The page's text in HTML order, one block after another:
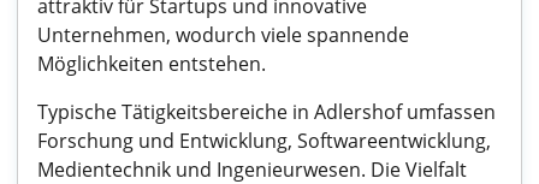
attraktiv für Startups und innovative
Unternehmen, wodurch viele spannende
Möglichkeiten entstehen.
Typische Tätigkeitsbereiche in Adlershof umfassen
Forschung und Entwicklung, Softwareentwicklung,
Medientechnik und Ingenieurwesen. Die Vielfalt